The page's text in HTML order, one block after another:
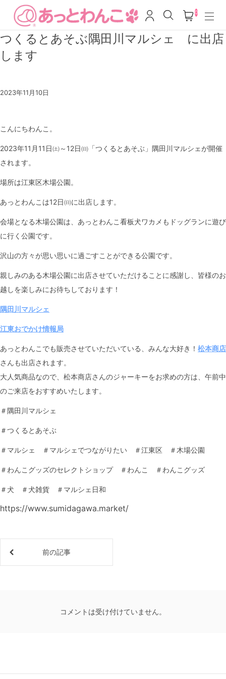
0
つくるとあそぶ隅田川マルシェ に出店
します
2023年11月10日
こんにちわんこ。
2023年11月11日㈯～12日㈰「つくるとあそぶ」隅田川マルシェが開催
されます。
場所は江東区木場公園。
あっとわんこは12日㈰に出店します。
会場となる木場公園は、あっとわんこ看板犬ワカメもドッグランに遊び
に行く公園です。
沢山の方々が思い思いに過ごすことができる公園です。
親しみのある木場公園に出店させていただけることに感謝し、皆様のお
越しを楽しみにお待ちしております！
隅田川マルシェ
江東おでかけ情報局
あっとわんこでも販売させていただいている、みんな大好き！ 松本商店
さんも出店されます。
大人気商品なので、松本商店さんのジャーキーをお求めの方は、午前中
のご来店をおすすめいたします。
＃隅田川マルシェ
＃つくるとあそぶ
＃マルシェ ＃マルシェでつながりたい ＃江東区 ＃木場公園
＃わんこグッズのセレクトショップ ＃わんこ ＃わんこグッズ
＃犬 ＃犬雑貨 ＃マルシェ日和
https://www.sumidagawa.market/
前の記事
コメントは受け付けていません。